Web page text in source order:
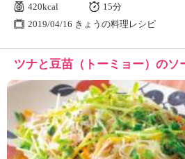
420kcal
15分
2019/04/16 きょうの料理レシピ
ツナと豆苗（トーミョー）のソ